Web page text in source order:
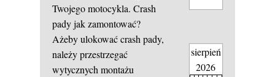
Twojego motocykla. Crash
pady jak zamontować?
Ażeby ulokować crash pady,
należy przestrzegać
wytycznych montażu
sierpień
2026